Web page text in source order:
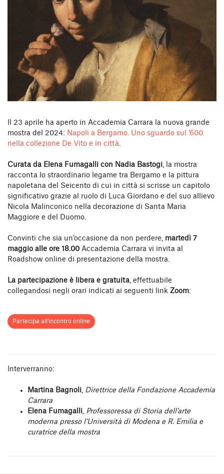
Il 23 aprile ha aperto in Accademia Carrara la nuova grande
mostra del 2024: Napoli a Bergamo. Uno sguardo sul ‘600
nella collezione De Vito e in città
Curata da Elena Fumagalli con Nadia Bastogi , la mostra
racconta lo straordinario legame tra Bergamo e la pittura
napoletana del Seicento di cui in città si scrisse un capitolo
significativo grazie al ruolo di Luca Giordano e del suo allievo
Nicola Malinconico nella decorazione di Santa Maria
Maggiore e del Duomo.
Convinti che sia un’occasione da non perdere, martedì 7
maggio alle ore 18.00 Accademia Carrara vi invita al
Roadshow online di presentazione della mostra.
La partecipazione è libera e gratuita , effettuabile
collegandosi negli orari indicati ai seguenti link Zoom:
Partecipa all'incontro online
Interverranno:
Martina Bagnoli
Direttrice della Fondazione Accademia
Carrara
Elena Fumagalli
Professoressa di Storia dell’arte
moderna presso l’Università di Modena e R. Emilia e
curatrice della mostra